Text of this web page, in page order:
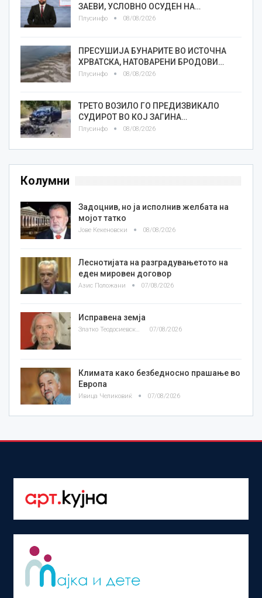
ЗАЕВИ, УСЛОВНО ОСУДЕН НА…
Плусинфо 08/08/2026
ПРЕСУШИЈА БУНАРИТЕ ВО ИСТОЧНА
ХРВАТСКА, НАТОВАРЕНИ БРОДОВИ…
Плусинфо 08/08/2026
ТРЕТО ВОЗИЛО ГО ПРЕДИЗВИКАЛО
СУДИРОТ ВО КОЈ ЗАГИНА…
Плусинфо 08/08/2026
Колумни
Задоцнив, но ја исполнив желбата на
мојот татко
Јове Кекеновски 08/08/2026
Леснотијата на разградувањетото на
еден мировен договор
Азис Положани 07/08/2026
Исправена земја
Златко Теодосиевски 07/08/2026
Климата како безбедносно прашање во
Европа
Ивица Челиковиќ 07/08/2026